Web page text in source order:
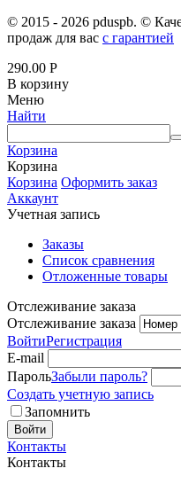
© 2015 - 2026 pduspb. ©
продаж для вас с гарантией
290.00 Р
В корзину
Меню
Найти
Корзина
Корзина
Корзина Оформить заказ
Аккаунт
Учетная запись
Заказы
Список сравнения
Отложенные товары
Отслеживание заказа
Отслеживание заказа
ВойтиРегистрация
E-mail
ПарольЗабыли пароль?
Создать учетную запись
Запомнить
Войти
Контакты
Контакты